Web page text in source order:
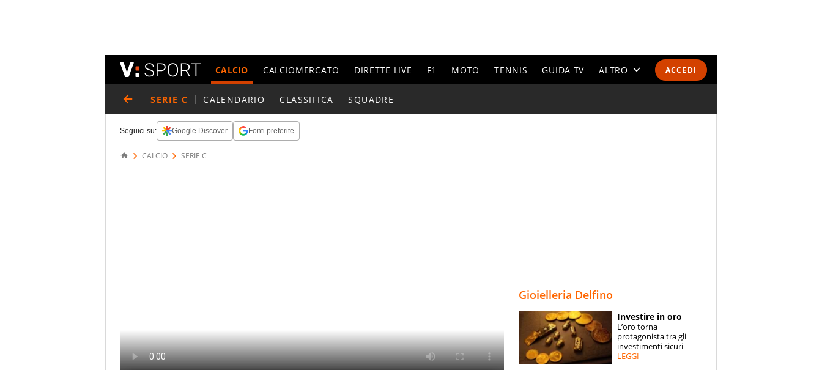
ACCEDI
CALCIO CALCIOMERCATO DIRETTE LIVE F1 MOTO TENNIS GUIDA TV ALTRO
ESPERTI
CONTATTI
SERIE C CALENDARIO CLASSIFICA SQUADRE
Seguici su: Google Discover Fonti preferite
CALCIO SERIE C
Gioielleria Delfino
Investire in oro
L’oro torna
protagonista tra gli
investimenti sicuri
LEGGI